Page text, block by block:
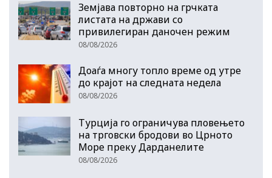
Земјава повторно на грчката
листата на држави со
привилегиран даночен режим
08/08/2026
Доаѓа многу топло време од утре
до крајот на следната недела
08/08/2026
Турција го ограничува пловењето
на трговски бродови во Црното
Море преку Дарданелите
08/08/2026